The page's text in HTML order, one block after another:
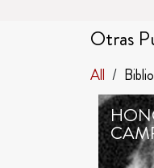
Otras
All /